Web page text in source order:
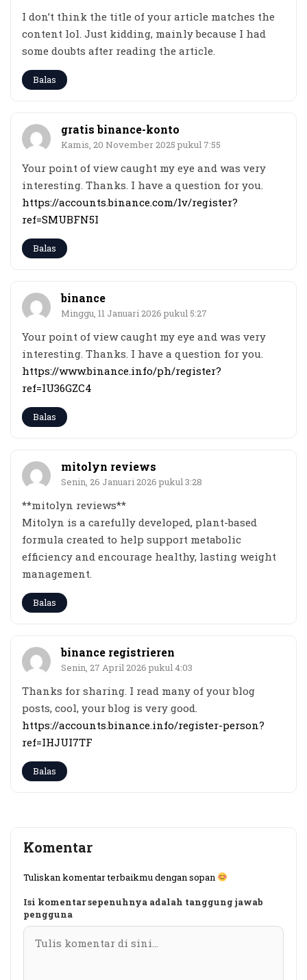
I don’t think the title of your article matches the
content lol. Just kidding, mainly because I had
some doubts after reading the article.
Balas
gratis binance-konto
Kamis, 20 November 2025 pukul 7:55
Your point of view caught my eye and was very
interesting. Thanks. I have a question for you.
https://accounts.binance.com/lv/register?
ref=SMUBFN5I
Balas
binance
Minggu, 11 Januari 2026 pukul 5:27
Your point of view caught my eye and was very
interesting. Thanks. I have a question for you.
https://www.binance.info/ph/register?
ref=IU36GZC4
Balas
mitolyn reviews
Senin, 26 Januari 2026 pukul 3:28
**mitolyn reviews**
Mitolyn is a carefully developed, plant-based
formula created to help support metabolic
efficiency and encourage healthy, lasting weight
management.
Balas
binance registrieren
Senin, 27 April 2026 pukul 4:03
Thanks for sharing. I read many of your blog
posts, cool, your blog is very good.
https://accounts.binance.info/register-person?
ref=IHJUI7TF
Balas
Komentar
Tuliskan komentar terbaikmu dengan sopan
Isi komentar sepenuhnya adalah tanggung jawab
pengguna